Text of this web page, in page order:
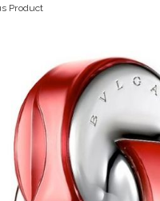
Product